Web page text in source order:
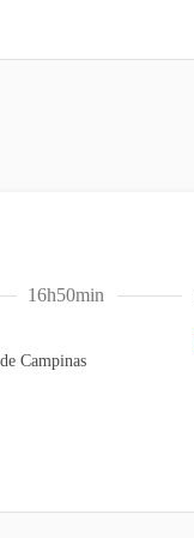
Campinas
16h50min